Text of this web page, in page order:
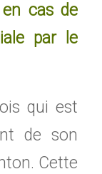
cas de
par le
qui est
de son
Cette